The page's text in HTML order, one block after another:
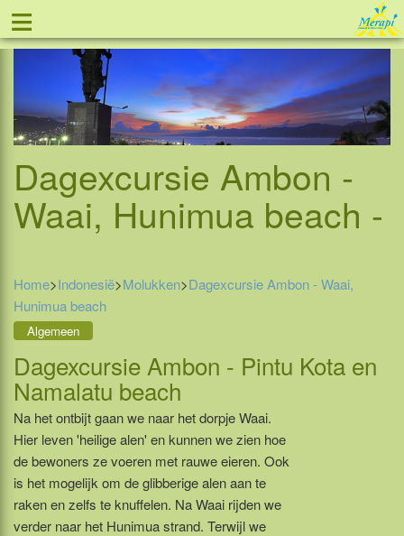
≡ Tel: 088 - 81 11 999
Dagexcursie Ambon -
Waai, Hunimua beach -
Home>Indonesië>Molukken>Dagexcursie Ambon - Waai,
Hunimua beach
Algemeen
Dagexcursie Ambon - Pintu Kota en
Namalatu beach
Na het ontbijt gaan we naar het dorpje Waai.
Hier leven 'heilige alen' en kunnen we zien hoe
de bewoners ze voeren met rauwe eieren. Ook
is het mogelijk om de glibberige alen aan te
raken en zelfs te knuffelen. Na Waai rijden we
verder naar het Hunimua strand. Terwijl we